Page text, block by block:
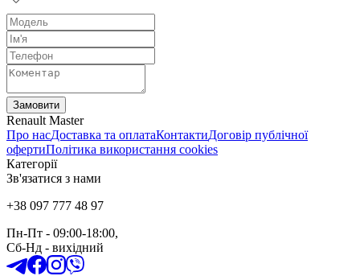
Замовити
Renault Master
Про насДоставка та оплатаКонтактиДоговір публічної
офертиПолітика використання cookies
Категорії
Зв'язатися з нами
+38 097 777 48 97
Пн-Пт - 09:00-18:00,
Сб-Нд - вихідний